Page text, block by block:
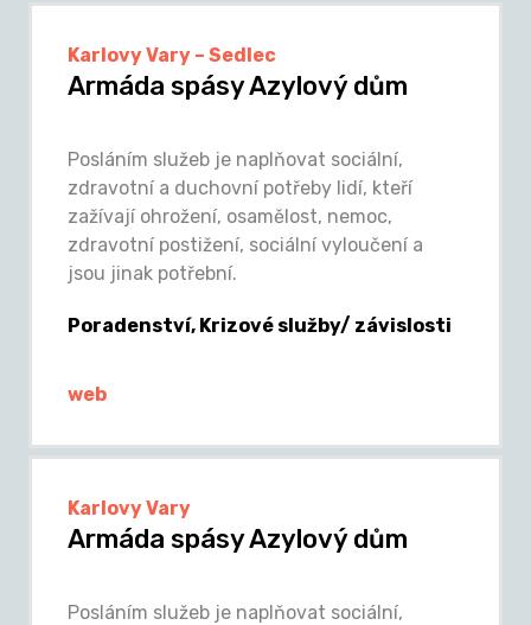
Karlovy Vary – Sedlec
Armáda spásy Azylový dům
Posláním služeb je naplňovat sociální,
zdravotní a duchovní potřeby lidí, kteří
zažívají ohrožení, osamělost, nemoc,
zdravotní postižení, sociální vyloučení a
jsou jinak potřební.
Poradenství, Krizové služby/ závislosti
web
Karlovy Vary
Armáda spásy Azylový dům
Posláním služeb je naplňovat sociální,